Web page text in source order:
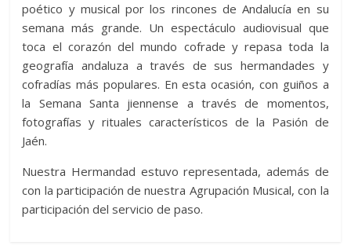
poético y musical por los rincones de Andalucía en su
semana más grande. Un espectáculo audiovisual que
toca el corazón del mundo cofrade y repasa toda la
geografía andaluza a través de sus hermandades y
cofradías más populares. En esta ocasión, con guiños a
la Semana Santa jiennense a través de momentos,
fotografías y rituales característicos de la Pasión de
Jaén.
Nuestra Hermandad estuvo representada, además de
con la participación de nuestra Agrupación Musical, con la
participación del servicio de paso.